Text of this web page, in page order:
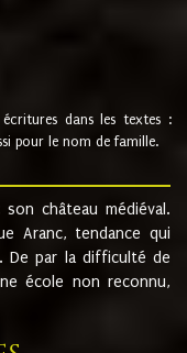
dans les textes :
pour le nom de famille.
château médiéval.
Aranc, tendance qui
De par la difficulté de
école non reconnu,